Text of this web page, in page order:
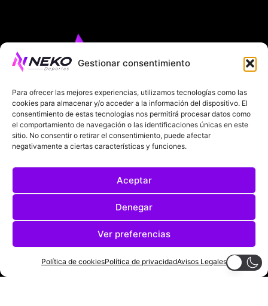
Gestionar consentimiento
Para ofrecer las mejores experiencias, utilizamos tecnologías como las
cookies para almacenar y/o acceder a la información del dispositivo. El
consentimiento de estas tecnologías nos permitirá procesar datos como
el comportamiento de navegación o las identificaciones únicas en este
sitio. No consentir o retirar el consentimiento, puede afectar
negativamente a ciertas características y funciones.
Aceptar
Denegar
Ver preferencias
Política de cookiesPolítica de privacidadAvisos Legales
ÚLTIMAS NOTICIAS COMPETICIONES EUROPEAS
LA LIGA MUNDIAL 2026 FÚTBOL INTERNACIONAL
DISEÑADO PORDARYL STUDIO.